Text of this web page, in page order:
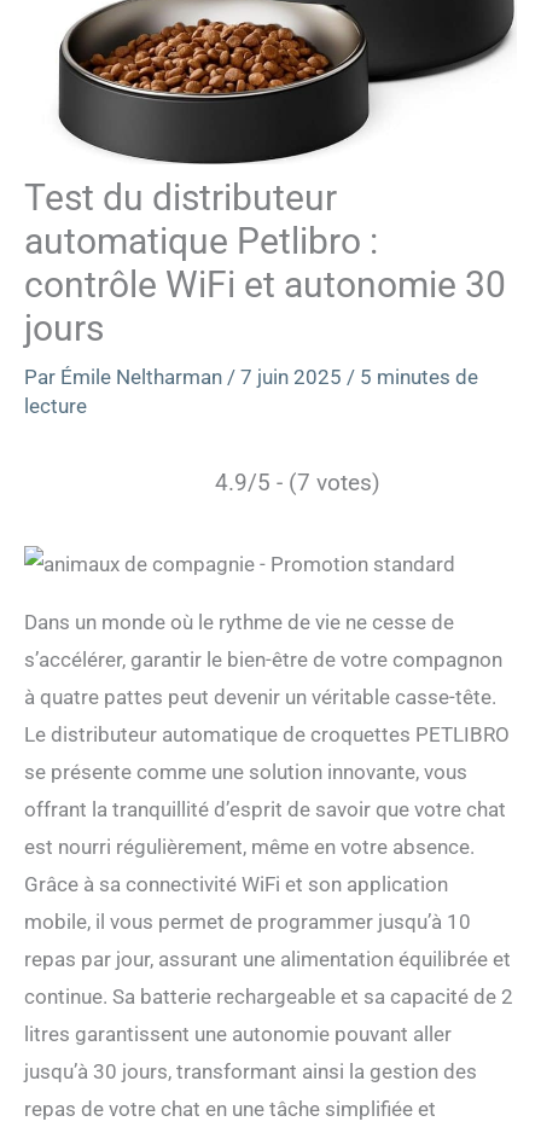
Test du distributeur
automatique Petlibro :
contrôle WiFi et autonomie 30
jours
Par Émile Neltharman / 7 juin 2025 / 5 minutes de
lecture
4.9/5 - (7 votes)
Dans un monde où le rythme de vie ne cesse de
s’accélérer, garantir le bien-être de votre compagnon
à quatre pattes peut devenir un véritable casse-tête.
Le distributeur automatique de croquettes PETLIBRO
se présente comme une solution innovante, vous
offrant la tranquillité d’esprit de savoir que votre chat
est nourri régulièrement, même en votre absence.
Grâce à sa connectivité WiFi et son application
mobile, il vous permet de programmer jusqu’à 10
repas par jour, assurant une alimentation équilibrée et
continue. Sa batterie rechargeable et sa capacité de 2
litres garantissent une autonomie pouvant aller
jusqu’à 30 jours, transformant ainsi la gestion des
repas de votre chat en une tâche simplifiée et